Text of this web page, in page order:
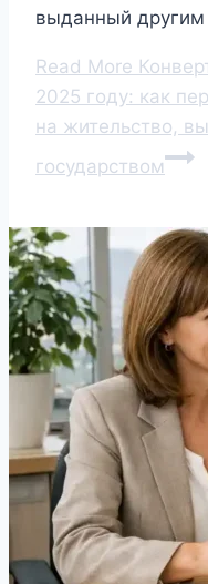
выданный другим
Read More
2025 году: как
на жительство,
государством